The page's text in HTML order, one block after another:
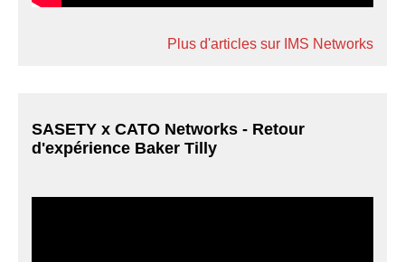
Plus d'articles sur IMS Networks
SASETY x CATO Networks - Retour
d'expérience Baker Tilly